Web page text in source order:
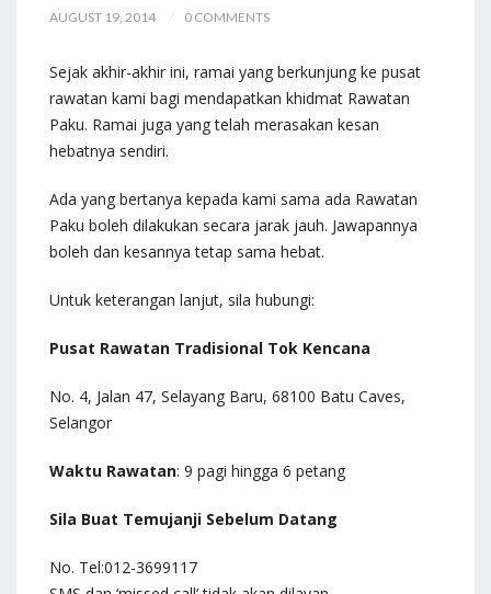
AUGUST 19, 2014 0 COMMENTS
Sejak akhir-akhir ini, ramai yang berkunjung ke pusat
rawatan kami bagi mendapatkan khidmat Rawatan
Paku. Ramai juga yang telah merasakan kesan
hebatnya sendiri.
Ada yang bertanya kepada kami sama ada Rawatan
Paku boleh dilakukan secara jarak jauh. Jawapannya
boleh dan kesannya tetap sama hebat.
Untuk keterangan lanjut, sila hubungi:
Pusat Rawatan Tradisional Tok Kencana
No. 4, Jalan 47, Selayang Baru, 68100 Batu Caves,
Selangor
Waktu Rawatan: 9 pagi hingga 6 petang
Sila Buat Temujanji Sebelum Datang
No. Tel:012-3699117